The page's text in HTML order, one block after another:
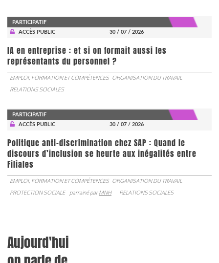
PARTICIPATIF
ACCÈS PUBLIC
30 / 07 / 2026
IA en entreprise : et si on formait aussi les
représentants du personnel ?
EMPLOI, FORMATION ET COMPÉTENCES ORGANISATION DU TRAVAIL
RELATIONS SOCIALES
PARTICIPATIF
ACCÈS PUBLIC
30 / 07 / 2026
Politique anti-discrimination chez SAP : Quand le
discours d’inclusion se heurte aux inégalités entre
Filiales
EMPLOI, FORMATION ET COMPÉTENCES ORGANISATION DU TRAVAIL
PROTECTION SOCIALE
parrainé parMNH RELATIONS SOCIALES
Aujourd'hui